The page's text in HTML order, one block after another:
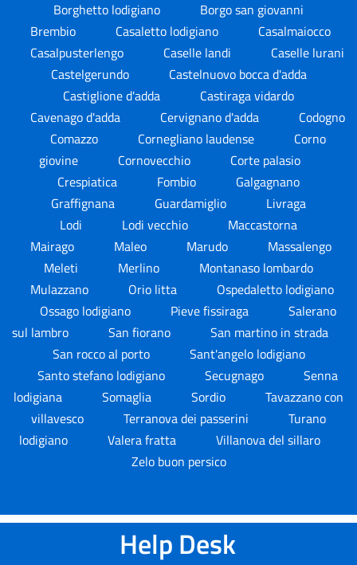
Borghetto lodigiano
Borgo san giovanni
Brembio
Casaletto lodigiano
Casalmaiocco
Casalpusterlengo
Caselle landi
Caselle lurani
Castelgerundo
Castelnuovo bocca d'adda
Castiglione d'adda
Castiraga vidardo
Cavenago d'adda
Cervignano d'adda
Codogno
Comazzo
Cornegliano laudense
Corno
giovine
Cornovecchio
Corte palasio
Crespiatica
Fombio
Galgagnano
Graffignana
Guardamiglio
Livraga
Lodi
Lodi vecchio
Maccastorna
Mairago
Maleo Marudo
Massalengo
Meleti
Merlino
Montanaso lombardo
Mulazzano
Orio litta
Ospedaletto lodigiano
Ossago lodigiano
Pieve fissiraga
Salerano
sul lambro
San fiorano
San martino in strada
San rocco al porto
Sant'angelo lodigiano
Santo stefano lodigiano
Secugnago
Senna
lodigiana
Somaglia Sordio
Tavazzano con
villavesco
Terranova dei passerini
Turano
lodigiano
Valera fratta
Villanova del sillaro
Zelo buon persico
Help Desk